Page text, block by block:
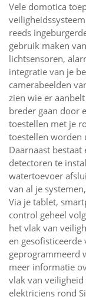
Vele domotica
reeds
gebruik maken
lichtsensoren,
integratie van je
camerabeelden
zien wie er
breder gaan door
toestellen met je
toestellen worden
Daarnaast
detectoren te
watertoevoer
van al je
Via je tablet,
control geheel
het vlak van
en
geprogrammeerd
meer informatie
vlak van
elektriciens rond